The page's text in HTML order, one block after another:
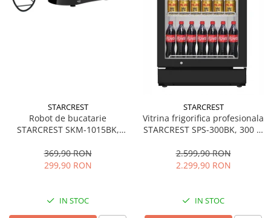
STARCREST
Robot de bucatarie
STARCREST SKM-1015BK,
Accesorii, 10 Viteze + Pulse,
Negru
369,90 RON
299,90 RON
IN STOC
STARCREST
Vitrina frigorifica profesionala
STARCREST SPS-300BK, 300 L,
LED, H 169.5 cm, Negru
2.599,90 RON
2.299,90 RON
IN STOC